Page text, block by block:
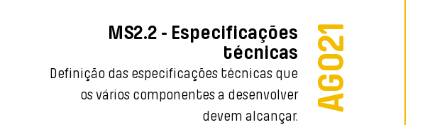
AGO21
MS2.2 - Especificações
técnicas
Definição das especificações técnicas que
os vários componentes a desenvolver
devem alcançar.